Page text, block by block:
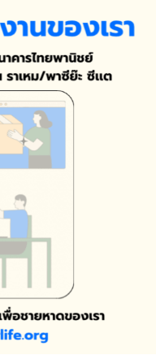
ยงาน EHIA
เรือเเลนด์บริดจ์ เเต่กลับไ
ของโครงการ มีพะยู
เละการดำเนินโครงการเเ